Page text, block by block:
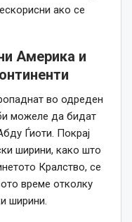
ако се
Америка и
во одреден
можеле да бидат
Ѓиоти. Покрај
ширини, како што
Кралство, се
време отколку
ширини.